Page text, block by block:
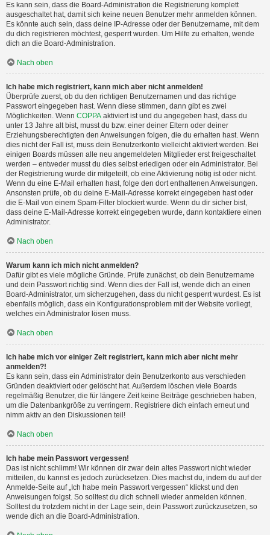
Es kann sein, dass die Board-Administration die Registrierung komplett
ausgeschaltet hat, damit sich keine neuen Benutzer mehr anmelden können.
Es könnte auch sein, dass deine IP-Adresse oder der Benutzername, mit dem
du dich registrieren möchtest, gesperrt wurden. Um Hilfe zu erhalten, wende
dich an die Board-Administration.
Nach oben
Ich habe mich registriert, kann mich aber nicht anmelden!
Überprüfe zuerst, ob du den richtigen Benutzernamen und das richtige
Passwort eingegeben hast. Wenn diese stimmen, dann gibt es zwei
Möglichkeiten. Wenn COPPA aktiviert ist und du angegeben hast, dass du
unter 13 Jahre alt bist, musst du bzw. einer deiner Eltern oder deiner
Erziehungsberechtigten den Anweisungen folgen, die du erhalten hast. Wenn
dies nicht der Fall ist, muss dein Benutzerkonto vielleicht aktiviert werden. Bei
einigen Boards müssen alle neu angemeldeten Mitglieder erst freigeschaltet
werden – entweder musst du dies selbst erledigen oder ein Administrator. Bei
der Registrierung wurde dir mitgeteilt, ob eine Aktivierung nötig ist oder nicht.
Wenn du eine E-Mail erhalten hast, folge den dort enthaltenen Anweisungen.
Ansonsten prüfe, ob du deine E-Mail-Adresse korrekt eingegeben hast oder
die E-Mail von einem Spam-Filter blockiert wurde. Wenn du dir sicher bist,
dass deine E-Mail-Adresse korrekt eingegeben wurde, dann kontaktiere einen
Administrator.
Nach oben
Warum kann ich mich nicht anmelden?
Dafür gibt es viele mögliche Gründe. Prüfe zunächst, ob dein Benutzername
und dein Passwort richtig sind. Wenn dies der Fall ist, wende dich an einen
Board-Administrator, um sicherzugehen, dass du nicht gesperrt wurdest. Es ist
ebenfalls möglich, dass ein Konfigurationsproblem mit der Website vorliegt,
welches ein Administrator lösen muss.
Nach oben
Ich habe mich vor einiger Zeit registriert, kann mich aber nicht mehr
anmelden?!
Es kann sein, dass ein Administrator dein Benutzerkonto aus verschieden
Gründen deaktiviert oder gelöscht hat. Außerdem löschen viele Boards
regelmäßig Benutzer, die für längere Zeit keine Beiträge geschrieben haben,
um die Datenbankgröße zu verringern. Registriere dich einfach erneut und
nimm aktiv an den Diskussionen teil!
Nach oben
Ich habe mein Passwort vergessen!
Das ist nicht schlimm! Wir können dir zwar dein altes Passwort nicht wieder
mitteilen, du kannst es jedoch zurücksetzen. Dies machst du, indem du auf der
Anmelde-Seite auf „Ich habe mein Passwort vergessen“ klickst und den
Anweisungen folgst. So solltest du dich schnell wieder anmelden können.
Solltest du trotzdem nicht in der Lage sein, dein Passwort zurückzusetzen, so
wende dich an die Board-Administration.